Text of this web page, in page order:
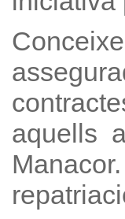
aquells